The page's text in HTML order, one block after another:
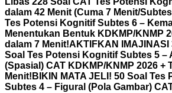
dalam 42 Menit (Cuma 7 Menit/
Tes Potensi Kognitif Subtes 6 –
Menentukan Bentuk KDKMP/KNMP
dalam 7 Menit!AKTIFKAN IMAJINASI
Soal Tes Potensi Kognitif Subtes 5 –
(Spasial) CAT KDKMP/KNMP 2026 +
Menit! BIKIN MATA JELI! 50 Soal
Subtes 4 – Figural (Pola Gambar)